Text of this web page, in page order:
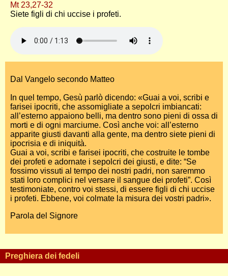
Mt 23,27-32
Siete figli di chi uccise i profeti.
Dal Vangelo secondo Matteo
In quel tempo, Gesù parlò dicendo: «Guai a voi, scribi e
farisei ipocriti, che assomigliate a sepolcri imbiancati:
all’esterno appaiono belli, ma dentro sono pieni di ossa di
morti e di ogni marciume. Così anche voi: all’esterno
apparite giusti davanti alla gente, ma dentro siete pieni di
ipocrisia e di iniquità.
Guai a voi, scribi e farisei ipocriti, che costruite le tombe
dei profeti e adornate i sepolcri dei giusti, e dite: “Se
fossimo vissuti al tempo dei nostri padri, non saremmo
stati loro complici nel versare il sangue dei profeti”. Così
testimoniate, contro voi stessi, di essere figli di chi uccise
i profeti. Ebbene, voi colmate la misura dei vostri padri».
Parola del Signore
Preghiera dei fedeli